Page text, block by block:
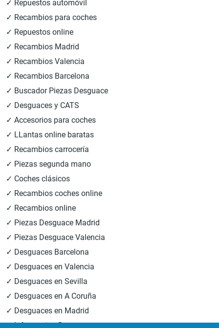
✓ Repuestos automóvil
✓ Recambios para coches
✓ Repuestos online
✓ Recambios Madrid
✓ Recambios Valencia
✓ Recambios Barcelona
✓ Buscador Piezas Desguace
✓ Desguaces y CATS
✓ Accesorios para coches
✓ LLantas online baratas
✓ Recambios carrocería
✓ Piezas segunda mano
✓ Coches clásicos
✓ Recambios coches online
✓ Recambios online
✓ Piezas Desguace Madrid
✓ Piezas Desguace Valencia
✓ Desguaces Barcelona
✓ Desguaces en Valencia
✓ Desguaces en Sevilla
✓ Desguaces en A Coruña
✓ Desguaces en Madrid
✓ Informacion Desguaces